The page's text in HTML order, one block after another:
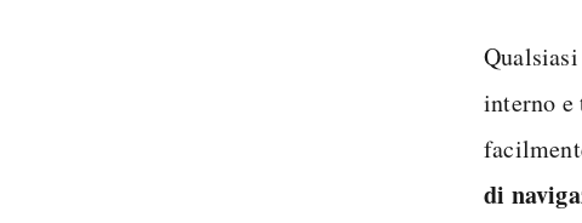
interno e
di